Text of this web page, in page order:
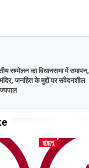
सम्मेलन का विधानसभा में समापन,
जनहित के मुद्दों पर संवेदनशील
झुंझुनू